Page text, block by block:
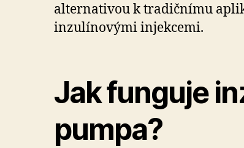
alternativou k tradičnímu
inzulínovými injekcemi.
Jak funguje
pumpa?